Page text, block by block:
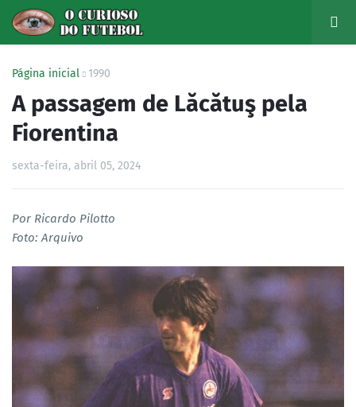
Página inicial 1990
A passagem de Lăcătuş pela
Fiorentina
sexta-feira, abril 05, 2024
Por Ricardo Pilotto
Foto: Arquivo